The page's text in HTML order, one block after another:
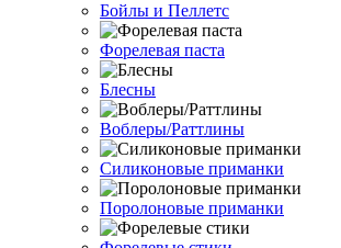
Бойлы и Пеллетс
Форелевая паста
Блесны
Воблеры/Раттлины
Силиконовые приманки
Поролоновые приманки